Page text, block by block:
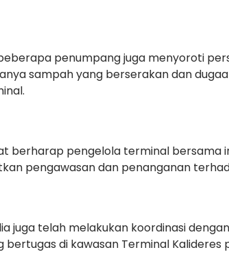
penumpang juga menyoroti
sampah yang berserakan dan
berharap pengelola terminal bersama
pengawasan dan penanganan
juga telah melakukan koordinasi
bertugas di kawasan Terminal